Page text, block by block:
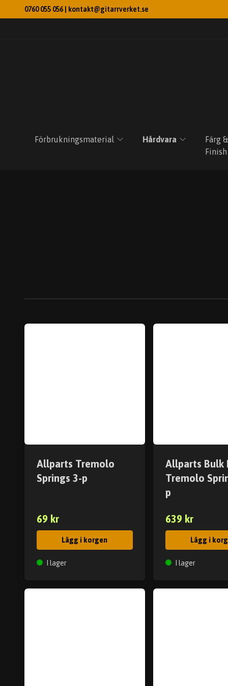
0760 055 056 | kontakt@gitarrverket.se
Förbrukningsmaterial Hårdvara
Färg &
Finish
Allparts Tremolo
Springs 3-p
69 kr
Lägg i korgen
I lager
Allparts Bulk
Tremolo
p
639 kr
Lägg i
I lager